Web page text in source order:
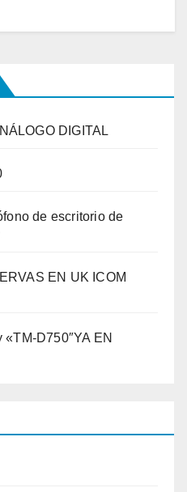
DIGITAL
de escritorio de
EN UK ICOM
D750″YA EN